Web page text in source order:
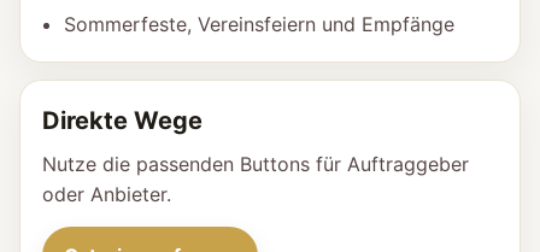
Sommerfeste, Vereinsfeiern und Empfänge
Direkte Wege
Nutze die passenden Buttons für Auftraggeber
oder Anbieter.